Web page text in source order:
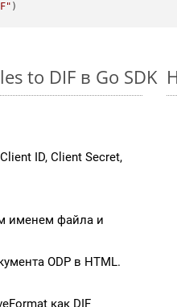
to DIF в Go SDK
ID, Client Secret,
именем файла и
ODP в HTML.
как DIF